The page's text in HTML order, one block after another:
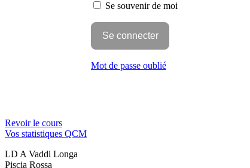
Se souvenir de moi
Mot de passe oublié
Revoir le cours
Vos statistiques QCM
LD A Vaddi Longa
Piscia Rossa